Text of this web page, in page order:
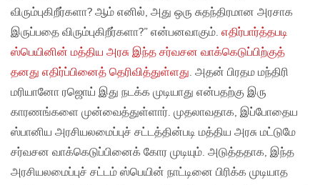
விரும்புகிறீர்களா? ஆம் எனில், அது ஒரு சுதந்திரமான அரசாக
இருப்பதை விரும்புகிறீர்களா?” என்பனவாகும். எதிர்பார்த்தபடி
ஸ்பெயினின் மத்திய அரசு இந்த சர்வசன வாக்கெடுப்பிற்குத்
தனது எதிர்ப்பினைத் தெரிவித்துள்ளது. அதன் பிரதம மந்திரி
மரியானோ ரஜொய் இது நடக்க முடியாது என்பதற்கு இரு
காரணங்களை முன்வைத்துள்ளார். முதலாவதாக, இப்போதைய
ஸ்பானிய அரசியலமைப்புச் சட்டத்தின்படி மத்திய அரசு மட்டுமே
சர்வசன வாக்கெடுப்பினைக் கோர முடியும். அடுத்ததாக, இந்த
அரசியலமைப்புச் சட்டம் ஸ்பெயின் நாட்டினை பிரிக்க முடியாத